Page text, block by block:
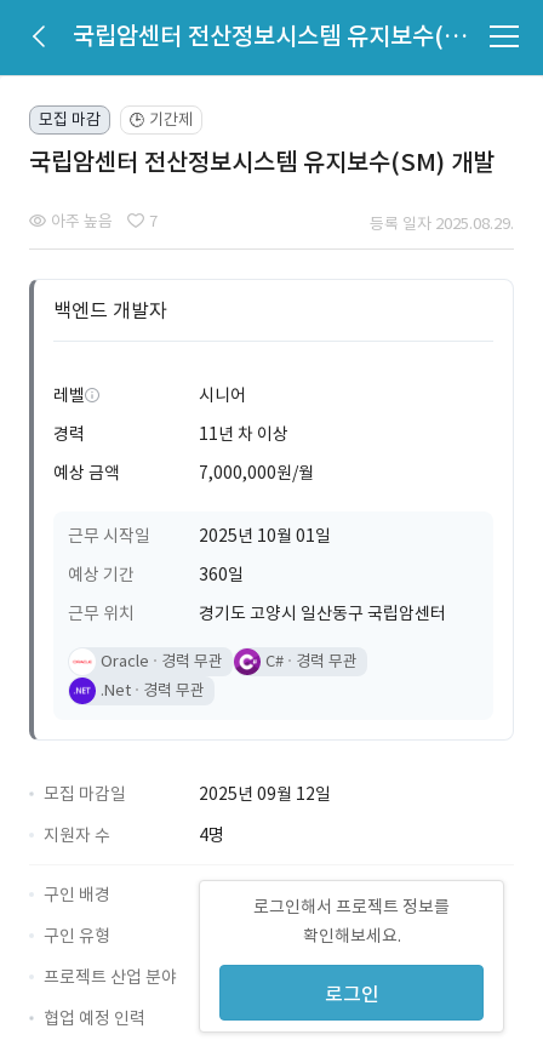
국립암센터 전산정보시스템 유지보수(SM) 개발
모집 마감 🕒 기간제
국립암센터 전산정보시스템 유지보수(SM) 개발
아주 높음 7 등록 일자 2025.08.29.
백엔드 개발자
레벨
시니어
경력
11년 차 이상
예상 금액
7,000,000원/월
근무 시작일
2025년 10월 01일
예상 기간
360일
근무 위치
경기도 고양시 일산동구 국립암센터
Oracle 경력 무관 C#
경력 무관
.Net
경력 무관
모집 마감일
2025년 09월 12일
지원자 수
4명
로그인해서 프로젝트 정보를
확인해보세요.
로그인
구인 배경
구인 유형
프로젝트 산업 분야
협업 예정 인력